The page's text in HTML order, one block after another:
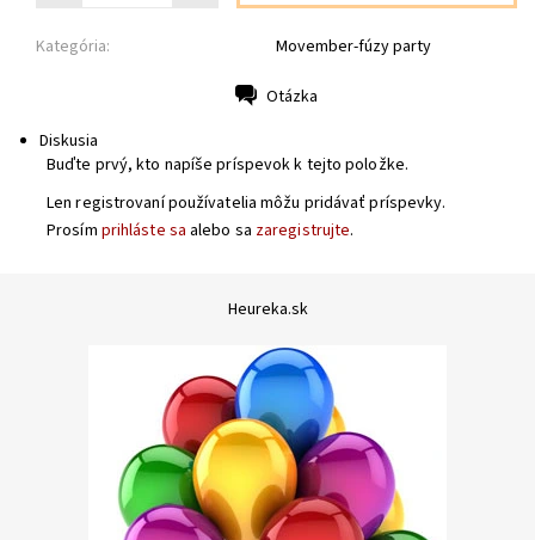
Kategória: Movember-fúzy party
Otázka
Diskusia
Buďte prvý, kto napíše príspevok k tejto položke.
Len registrovaní používatelia môžu pridávať príspevky.
Prosím prihláste sa alebo sa zaregistrujte.
Heureka.sk